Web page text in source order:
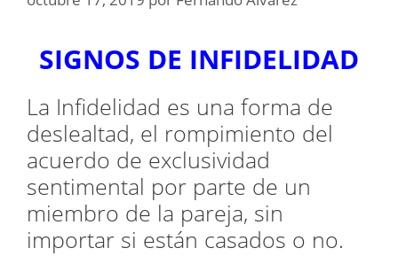
SIGNOS DE INFIDELIDAD
La Infidelidad es una forma de
deslealtad, el rompimiento del
acuerdo de exclusividad
sentimental por parte de un
miembro de la pareja, sin
importar si están casados o no.